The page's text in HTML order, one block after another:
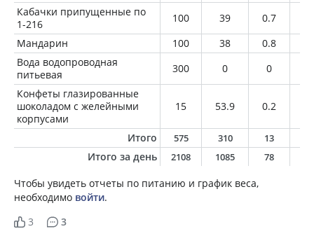
Кабачки припущенные по
1-216
100 39 0.7
Мандарин
100 38 0.8
Вода водопроводная
питьевая
300 0 0
Конфеты глазированные
шоколадом с желейными
корпусами
15 53.9 0.2
Итого 575 310 13
Итого за день 2108 1085 78
Чтобы увидеть отчеты по питанию и график веса,
необходимо войти.
3
3